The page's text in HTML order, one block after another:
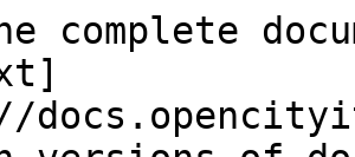
complete